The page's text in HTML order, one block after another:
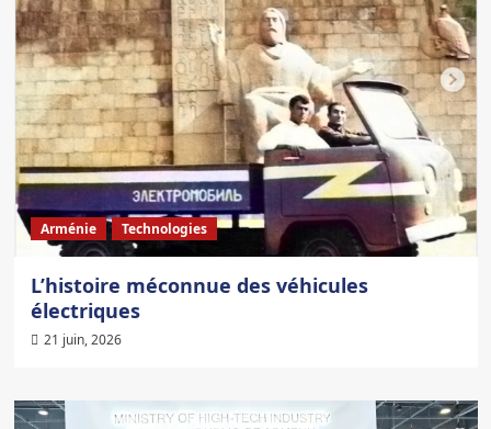
Arménie Technologies
L’histoire méconnue des véhicules
électriques
21 juin, 2026